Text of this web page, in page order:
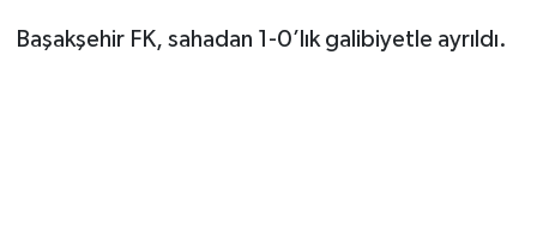
Başakşehir FK, sahadan 1-0’lık galibiyetle ayrıldı.